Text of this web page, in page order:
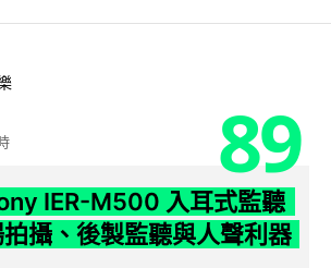
89
IER-M500 入耳式監聽
攝、後製監聽與人聲利器